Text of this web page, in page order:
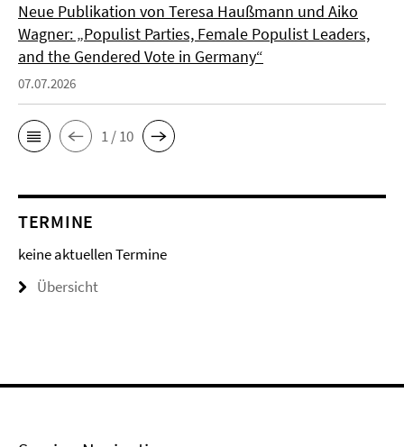
Neue Publikation von Teresa Haußmann und Aiko
Wagner: „Populist Parties, Female Populist Leaders,
and the Gendered Vote in Germany“
07.07.2026
1 / 10
TERMINE
keine aktuellen Termine
Übersicht